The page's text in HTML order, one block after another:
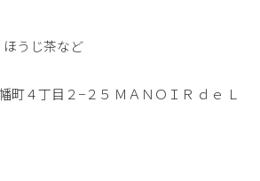
うじ茶など
町４丁目２−２５ ＭＡＮＯＩＲ ｄｅ Ｌ